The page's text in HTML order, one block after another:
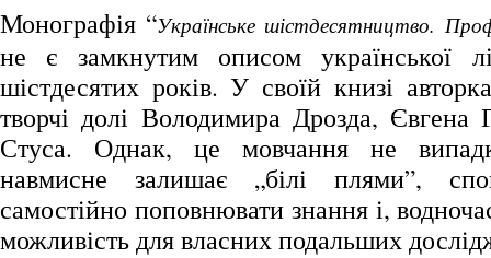
Монографія “Українське шістдесятництво.
не є замкнутим описом української
шістдесятих років. У своїй книзі
творчі долі Володимира Дрозда, Євгена
Стуса. Однак, це мовчання не
навмисне залишає „білі плями”,
самостійно поповнювати знання і,
можливість для власних подальших